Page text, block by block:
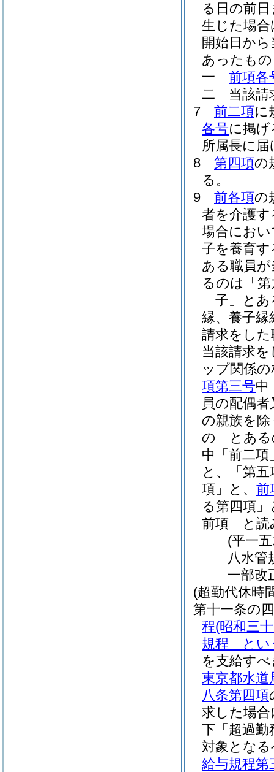
る日の前
生じた場合
開始日か
あったも
一
前項各
二
当該
7
前二項に
各号に掲
所属長に
8
第四項の
る。
9
前各項の
者を介護
場合におい
子を養育
ある職員
るのは「
「子」と
縁、養子
請求をし
当該請求
ップ関係
項第三号中
員の配偶
の親族を除
の」とあ
中「前二
と、「第
項」と、 前
る第四項
前項」と
(平一
八水管
一部改
(超勤代休時
第十一条の四
程(昭和三
規程」とい
を支給す
東京都水
八条第四項
求した場合
下「超過勤
対象とな
給与規程第